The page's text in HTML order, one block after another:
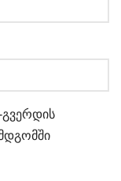
გვერდის